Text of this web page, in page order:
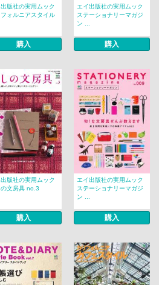
版社の実用ムック
フォルニアスタイル
購入
エイ出版社の実用ムック
ステーショナリーマガジ
ン ...
購入
版社の実用ムック
文房具 no.3
購入
エイ出版社の実用ムック
ステーショナリーマガジ
ン ...
購入